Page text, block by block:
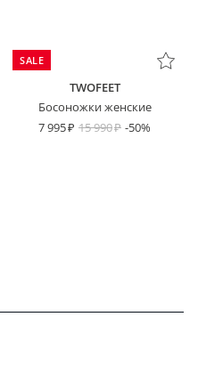
SALE
TWOFEET
Босоножки женские
7 995
15 990 -50%